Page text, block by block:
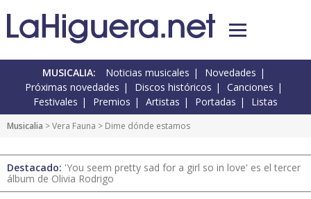
MUSICALIA: Noticias musicales
Novedades
Próximas novedades
Discos históricos
Canciones
Festivales
Premios Artistas Portadas Listas
Musicalia > Vera Fauna > Dime dónde estamos
Destacado: 'You seem pretty sad for a girl so in love' es el tercer
álbum de Olivia Rodrigo